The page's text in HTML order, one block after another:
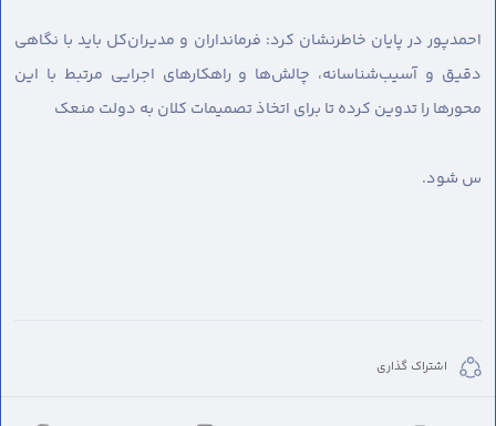
احمدپور در پایان خاطرنشان کرد: فرمانداران و مدیران‌کل باید با نگاهی
دقیق و آسیب‌شناسانه، چالش‌ها و راهکارهای اجرایی مرتبط با این
محورها را تدوین کرده تا برای اتخاذ تصمیمات کلان به دولت منعک
س شود.
اشتراک گذاری